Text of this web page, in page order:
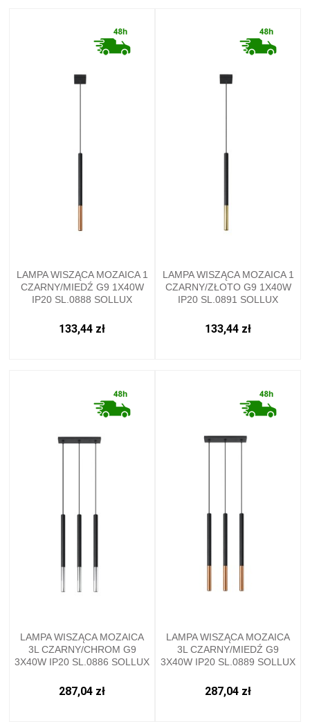
LAMPA WISZĄCA MOZAICA 1
CZARNY/MIEDŹ G9 1X40W
IP20 SL.0888 SOLLUX
133,44 zł
LAMPA WISZĄCA MOZAICA 1
CZARNY/ZŁOTO G9 1X40W
IP20 SL.0891 SOLLUX
133,44 zł
LAMPA WISZĄCA MOZAICA
3L CZARNY/CHROM G9
3X40W IP20 SL.0886 SOLLUX
287,04 zł
LAMPA WISZĄCA MOZAICA
3L CZARNY/MIEDŹ G9
3X40W IP20 SL.0889 SOLLUX
287,04 zł